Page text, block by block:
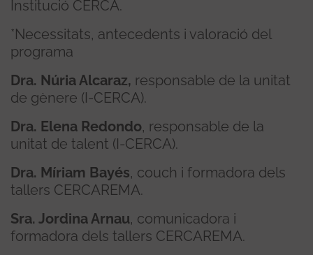
Institució CERCA.
*Necessitats, antecedents i valoració del
programa
Dra. Núria Alcaraz, responsable de la unitat
de gènere (I-CERCA).
Dra. Elena Redondo, responsable de la
unitat de talent (I-CERCA).
Dra. Míriam Bayés, couch i formadora dels
tallers CERCAREMA.
Sra. Jordina Arnau, comunicadora i
formadora dels tallers CERCAREMA.